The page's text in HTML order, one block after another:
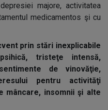
majore, activitatea
medicamentos şi cu
prin stări inexplicabile
tristeţe intensă,
de vinovăţie,
pentru activităţi
mâncare, insomnii şi alte